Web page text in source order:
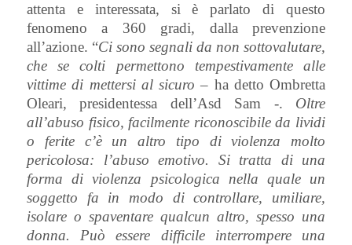
attenta e interessata, si è parlato di questo
fenomeno a 360 gradi, dalla prevenzione
all’azione. “Ci sono segnali da non sottovalutare,
che se colti permettono tempestivamente alle
vittime di mettersi al sicuro – ha detto Ombretta
Oleari, presidentessa dell’Asd Sam -. Oltre
all’abuso fisico, facilmente riconoscibile da lividi
o ferite c’è un altro tipo di violenza molto
pericolosa: l’abuso emotivo. Si tratta di una
forma di violenza psicologica nella quale un
soggetto fa in modo di controllare, umiliare,
isolare o spaventare qualcun altro, spesso una
donna. Può essere difficile interrompere una